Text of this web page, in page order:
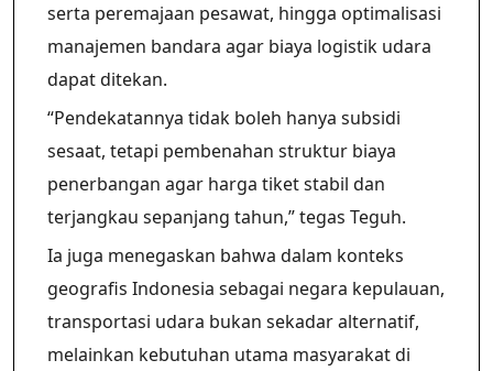
serta peremajaan pesawat, hingga optimalisasi
manajemen bandara agar biaya logistik udara
dapat ditekan.
“Pendekatannya tidak boleh hanya subsidi
sesaat, tetapi pembenahan struktur biaya
penerbangan agar harga tiket stabil dan
terjangkau sepanjang tahun,” tegas Teguh.
Ia juga menegaskan bahwa dalam konteks
geografis Indonesia sebagai negara kepulauan,
transportasi udara bukan sekadar alternatif,
melainkan kebutuhan utama masyarakat di